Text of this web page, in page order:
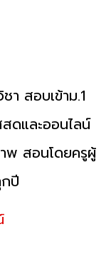
สอบเข้าม.1
ดและออนไลน์
สอนโดยครูผู้
ปี